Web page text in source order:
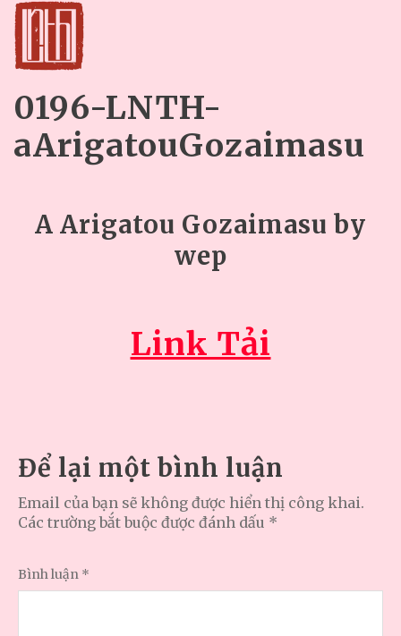
0196-LNTH-
aArigatouGozaimasu
A Arigatou Gozaimasu by
wep
Link Tải
Để lại một bình luận
Email của bạn sẽ không được hiển thị công khai.
Các trường bắt buộc được đánh dấu *
Bình luận *